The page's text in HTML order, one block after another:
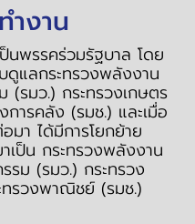
ทำงาน
นพรรคร่วมรัฐบาล โดย
ดูแลกระทรวงพลังงาน
(รมว.) กระทรวงเกษตร
ารคลัง (รมช.) และเมื่อ
มา ได้มีการโยกย้าย
เป็น กระทรวงพลังงาน
รม (รมว.) กระทรวง
ทรวงพาณิชย์ (รมช.)